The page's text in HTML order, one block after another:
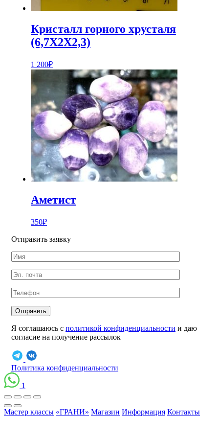
Кристалл горного хрусталя
(6,7Х2Х2,3)
1 200₽
Аметист
350₽
Отправить заявку
Отправить
Я соглашаюсь с политикой конфиденциальности и даю
согласие на получение рассылок
Политика конфиденциальности
1
Мастер классы «ГРАНИ» Магазин Информация Контакты